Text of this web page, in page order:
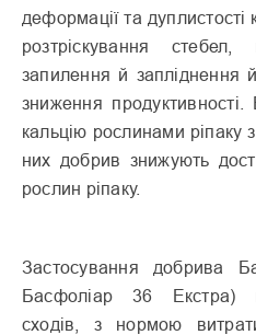
деформації та дуплистості
розтріскування стебел,
запилен­ня й запліднення
зниження
кальцію рослинами ріпаку
них добрив знижують
рос­лин ріпаку.
Застосування добрива
Басфоліар 36 Екстра)
сходів, з нормою